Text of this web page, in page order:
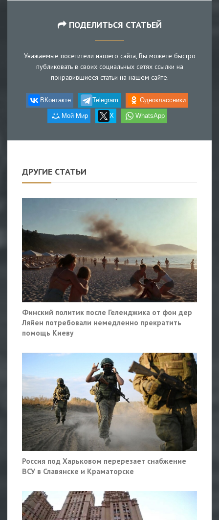
ПОДЕЛИТЬСЯ СТАТЬЕЙ
Уважаемые посетители нашего сайта, Вы можете быстро
публиковать в своих социальных сетях ссылки на
понравившиеся статьи на нашем сайте.
ВКонтакте Telegram Одноклассники
Мой Мир X WhatsApp
ДРУГИЕ СТАТЬИ
Финский политик после Геленджика от фон дер
Ляйен потребовали немедленно прекратить
помощь Киеву
Россия под Харьковом перерезает снабжение
ВСУ в Славянске и Краматорске